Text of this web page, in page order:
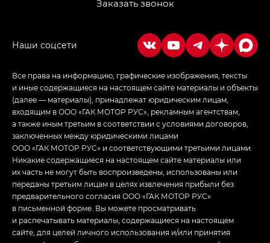
Заказать звонок
Все права на информацию, графические изображения, тексты
и иные содержащиеся на настоящем сайте материалы и объекты
(далее — материалы), принадлежат юридическим лицам,
входящим в ООО «ГАК МОТОР РУС», рекламным агентствам,
а также иным третьим в соответствии с условиями договоров,
заключенных между юридическими лицами
ООО «ГАК МОТОР РУС» и соответствующими третьими лицами.
Никакие содержащиеся на настоящем сайте материалы или
их часть не могут быть воспроизведены, использованы или
переданы третьим лицам в целях извлечения прибыли без
предварительного согласия ООО «ГАК МОТОР РУС»
в письменной форме. Вы можете просматривать
и распечатывать материалы, содержащиеся на настоящем
сайте, для целей личного использования и/или принятия